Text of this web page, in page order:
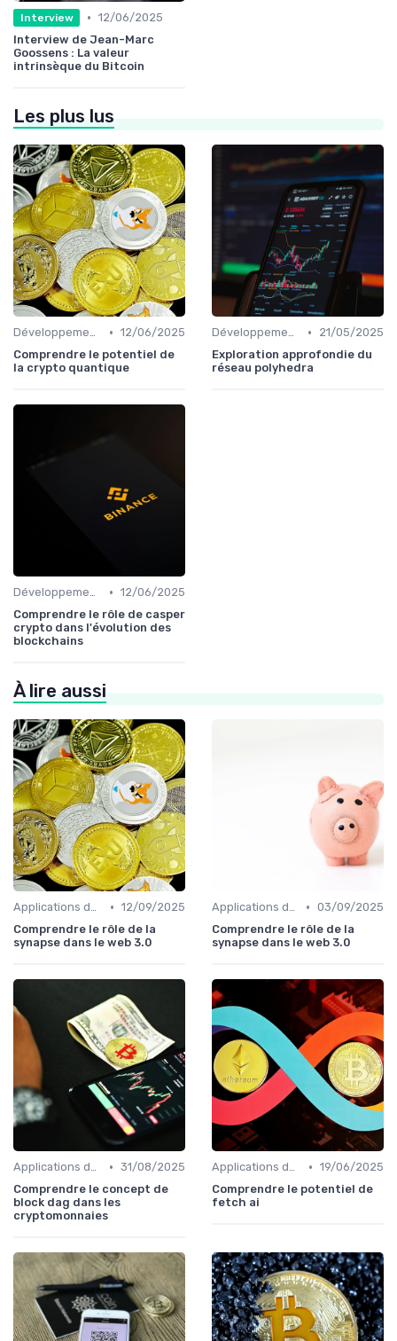
Interview • 12/06/2025
Interview de Jean-Marc
Goossens : La valeur
intrinsèque du Bitcoin
Les plus lus
Développements futurs • 12/06/2025
Comprendre le potentiel de
la crypto quantique
Développements futurs •
21/05/2025
Exploration approfondie du
réseau polyhedra
Développements futurs • 12/06/2025
Comprendre le rôle de casper
crypto dans l'évolution des
blockchains
À lire aussi
Applications de la blockchain • 12/09/2025
Comprendre le rôle de la
synapse dans le web 3.0
Applications de la blockchain • 03/09/2025
Comprendre le rôle de la
synapse dans le web 3.0
Applications de la blockchain • 31/08/2025
Comprendre le concept de
block dag dans les
cryptomonnaies
Applications de la blockchain • 19/06/2025
Comprendre le potentiel de
fetch ai